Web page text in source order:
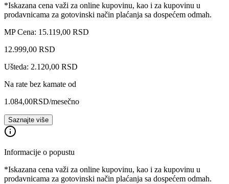
*Iskazana cena važi za online kupovinu, kao i za kupovinu u
prodavnicama za gotovinski način plaćanja sa dospećem odmah.
MP Cena: 15.119,00 RSD
12.999,00 RSD
Ušteda: 2.120,00 RSD
Na rate bez kamate od
1.084,00RSD/mesečno
Saznajte više
Informacije o popustu
*Iskazana cena važi za online kupovinu, kao i za kupovinu u
prodavnicama za gotovinski način plaćanja sa dospećem odmah.